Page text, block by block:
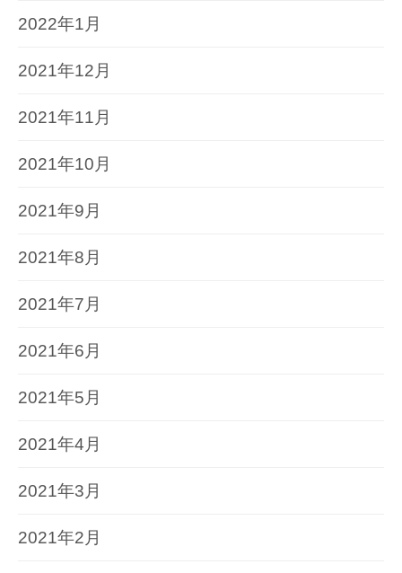
2022年1月
2021年12月
2021年11月
2021年10月
2021年9月
2021年8月
2021年7月
2021年6月
2021年5月
2021年4月
2021年3月
2021年2月